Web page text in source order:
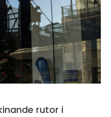
rutor i